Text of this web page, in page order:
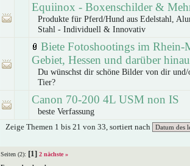
Equiinox - Boxenschilder &
Produkte für Pferd/Hund aus Edelstahl,
Stahl - Individuell & Innovativ
Biete Fotoshootings im Rhein-
Gebiet, Hessen und darüber
Du wünschst dir schöne Bilder von dir und/
Tier?
Canon 70-200 4L USM non IS
beste Verfassung
Zeige Themen 1 bis 21 von 33, sortiert nach
Seiten (2): [1] 2 nächste »